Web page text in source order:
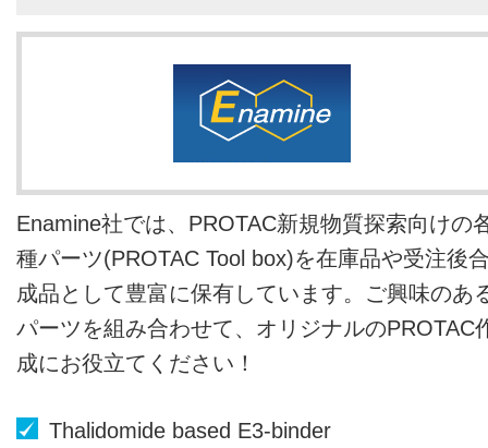
Enamine社では、PROTAC新規物質探索向けの
種パーツ(PROTAC Tool box)を在庫品や受注後
成品として豊富に保有しています。ご興味のあ
パーツを組み合わせて、オリジナルのPROTAC
成にお役立てください！
Thalidomide based E3-binder